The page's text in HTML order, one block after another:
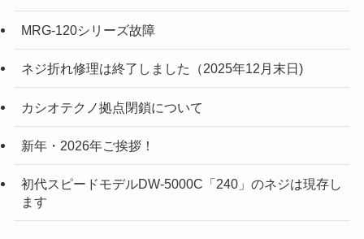
MRG-120シリーズ故障
ネジ折れ修理は終了しました（2025年12月末日)
カシオテクノ拠点閉鎖について
新年・2026年ご挨拶！
初代スピードモデルDW-5000C「240」のネジは現存し
ます